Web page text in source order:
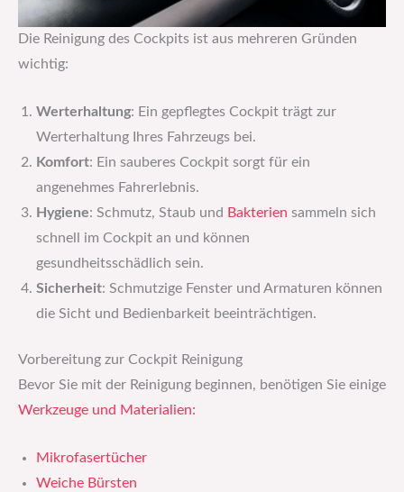
Die Reinigung des Cockpits ist aus mehreren Gründen
wichtig:
Werterhaltung: Ein gepflegtes Cockpit trägt zur
Werterhaltung Ihres Fahrzeugs bei.
Komfort: Ein sauberes Cockpit sorgt für ein
angenehmes Fahrerlebnis.
Hygiene: Schmutz, Staub und Bakterien sammeln sich
schnell im Cockpit an und können
gesundheitsschädlich sein.
Sicherheit: Schmutzige Fenster und Armaturen können
die Sicht und Bedienbarkeit beeinträchtigen.
Vorbereitung zur Cockpit Reinigung
Bevor Sie mit der Reinigung beginnen, benötigen Sie einige
Werkzeuge und Materialien:
Mikrofasertücher
Weiche Bürsten